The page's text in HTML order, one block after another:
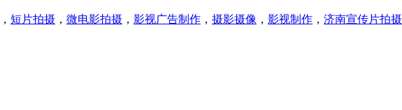
， 短片拍摄 ， 微电影拍摄 ， 影视广告制作 ， 摄影摄像 ， 影视制作 ， 济南宣传片拍摄